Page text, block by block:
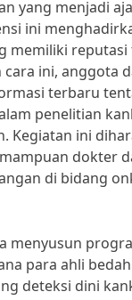
yang menjadi
ini
memiliki
ini, anggota
terbaru
penelitian
Kegiatan ini
dokter
di bidang
menyusun
para ahli
deteksi dini